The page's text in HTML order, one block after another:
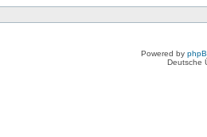
Powered by
Deutsche